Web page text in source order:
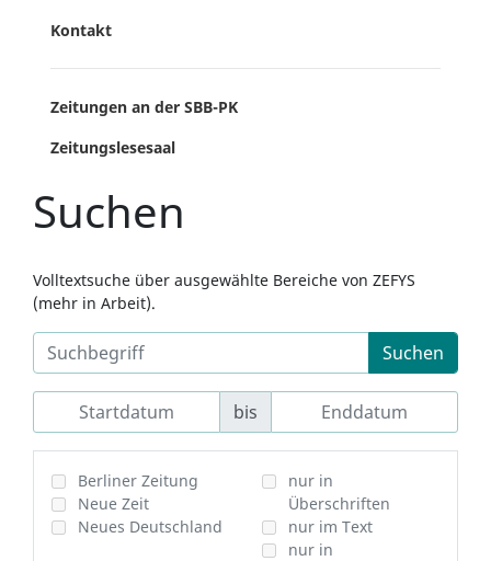
Kontakt
Zeitungen an der SBB-PK
Zeitungslesesaal
Suchen
Volltextsuche über ausgewählte Bereiche von ZEFYS
(mehr in Arbeit).
Suchen
bis
Berliner Zeitung
Neue Zeit
Neues Deutschland
nur in
Überschriften
nur im Text
nur in